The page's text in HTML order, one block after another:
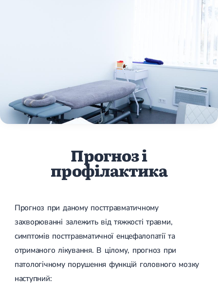
Прогноз і
профілактика
Прогноз при даному посттравматичному
захворюванні залежить від тяжкості травми,
симптомів посттравматичної енцефалопатії та
отриманого лікування. В цілому, прогноз при
патологічному порушення функцій головного мозку
наступний: